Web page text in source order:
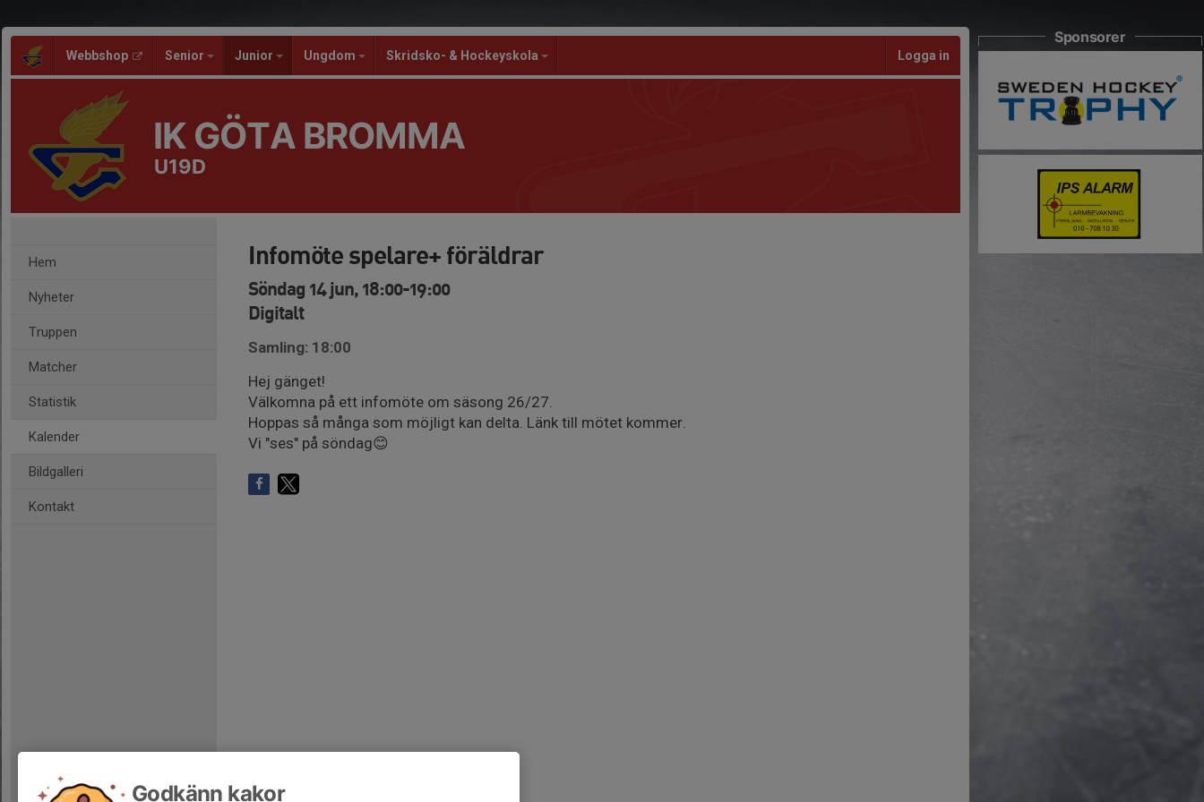
Webbshop Senior Junior Ungdom Skridsko- & Hockeyskola Logga in
IK GÖTA BROMMA
U19D
Hem
Nyheter
Truppen
Matcher
Statistik
Kalender
Bildgalleri
Kontakt
Infomöte spelare+ föräldrar
Söndag 14 jun, 18:00-19:00
Digitalt
Samling: 18:00
Hej gänget!
Välkomna på ett infomöte om säsong 26/27.
Hoppas så många som möjligt kan delta. Länk till mötet kommer.
Vi "ses" på söndag😊
Sponsorer
Godkänn kakor